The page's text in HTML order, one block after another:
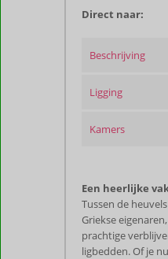
Direct naar:
Beschrijving
Ligging
Kamers
Een heerlijke
Tussen de
Griekse
prachtige
ligbedden. Of je